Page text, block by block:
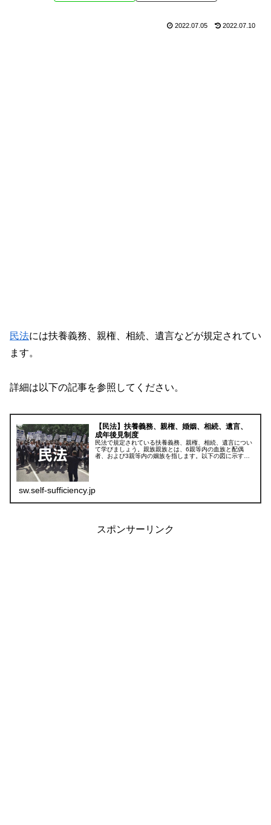
2022.07.05 2022.07.10
民法には扶養義務、親権、相続、遺言などが規定されてい
ます。
詳細は以下の記事を参照してください。
【民法】扶養義務、親権、婚姻、相続、遺言、
成年後見制度
民法で規定されている扶養義務、親権、相続、遺言につい
て学びましょう。親族親族とは、6親等内の血族と配偶
者、および3親等内の姻族を指します。以下の図に示す範
sw.self-sufficiency.jp
スポンサーリンク